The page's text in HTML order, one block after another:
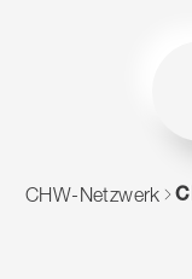
Zum Navigieren
CHW-Netzwerk